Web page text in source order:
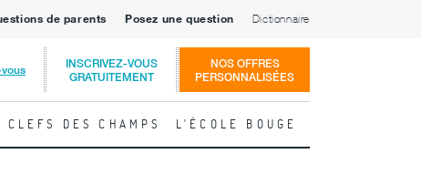
de parents Posez une question Dictionnaire
INSCRIVEZ-VOUS
GRATUITEMENT
NOS OFFRES
PERSONNALISÉES
CLEFS DES CHAMPS L'ÉCOLE BOUGE